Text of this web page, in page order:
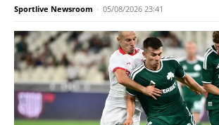
Sportlive Newsroom - 05/08/2026 23:41